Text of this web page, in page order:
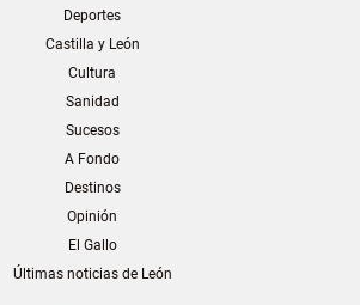
Deportes
Castilla y León
Cultura
Sanidad
Sucesos
A Fondo
Destinos
Opinión
El Gallo
Últimas noticias de León